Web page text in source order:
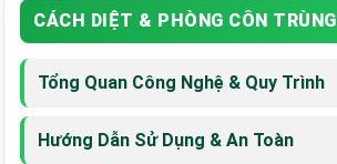
CÁCH DIỆT & PHÒNG CÔN TRÙNG
Tổng Quan Công Nghệ & Quy Trình
Hướng Dẫn Sử Dụng & An Toàn